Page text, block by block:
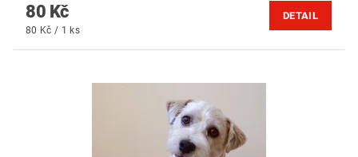
80 Kč
80 Kč / 1 ks
DETAIL